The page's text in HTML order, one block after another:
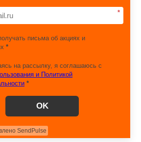
препараты
пилатес
спорта
товары
контейнеры
*
письма об акциях и
*
на рассылку, я соглашаюсь с
и Политикой
*
OK
SendPulse